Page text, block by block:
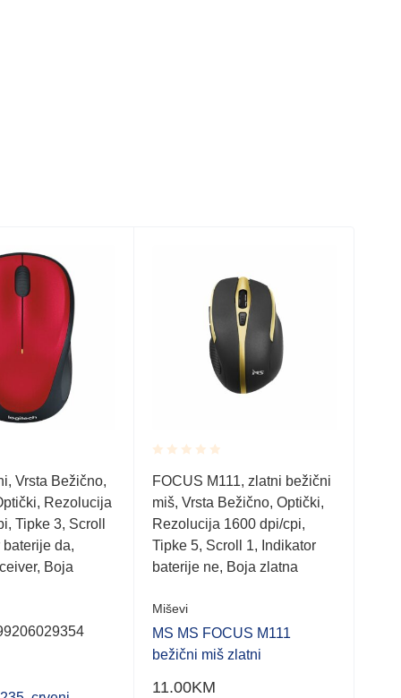
Vrsta Bežično,
Rezolucija
Tipke 3, Scroll
baterije da,
Boja
Rated
0.001
out
of
5
FOCUS M111, zlatni bežični
miš, Vrsta Bežično, Optički,
Rezolucija 1600 dpi/cpi,
Tipke 5, Scroll 1, Indikator
baterije ne, Boja zlatna
Miševi
MS MS FOCUS M111
bežični miš zlatni
11.00KM